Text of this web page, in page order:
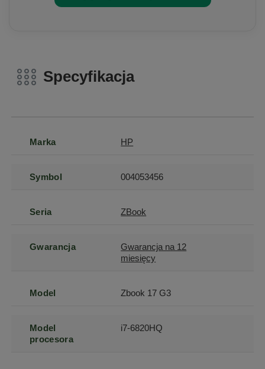
Specyfikacja
Marka HP
Symbol 004053456
Seria ZBook
Gwarancja
Gwarancja na 12
miesięcy
Model Zbook 17 G3
Model
procesora
i7-6820HQ